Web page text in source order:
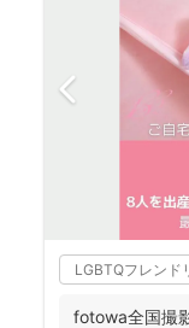
LGBTQフレンド
fotowa全国撮